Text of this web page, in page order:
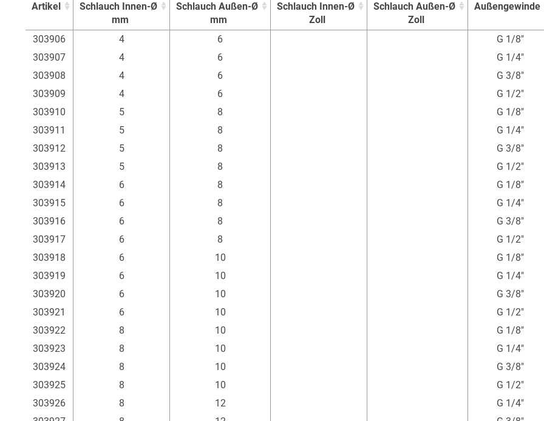
Artikel
Schlauch Innen-Ø
mm
Schlauch Außen-Ø
mm
Schlauch Innen-Ø
Zoll
Schlauch Außen-Ø
Zoll
Außengewinde
Artikel
Schlauch Innen-Ø
Schlauch Außen-Ø
Außengewinde
303906 4 6 G 1/8"
303907
4 6 G 1/4"
303908
4 6 G 3/8"
303909
4 6 G 1/2"
303910
5 8 G 1/8"
303911
5 8 G 1/4"
303912
5 8 G 3/8"
303913
5 8 G 1/2"
303914
6 8 G 1/8"
303915
6 8 G 1/4"
303916
6 8 G 3/8"
303917
6 8 G 1/2"
303918
6 10 G 1/8"
303919
6 10 G 1/4"
303920
6 10 G 3/8"
303921
6 10 G 1/2"
303922
8 10 G 1/8"
303923
8 10 G 1/4"
303924
8 10 G 3/8"
303925
8 10 G 1/2"
303926
8 12 G 1/4"